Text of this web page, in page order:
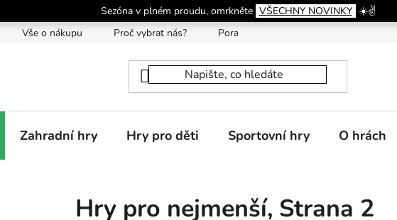
Sezóna v plném proudu, omrkněte VŠECHNY NOVINKY ☀️✌️
Vše o nákupu Proč vybrat nás? Poradna
Zahradní hry Hry pro děti Sportovní hry O hrách
Hry pro nejmenší, Strana 2